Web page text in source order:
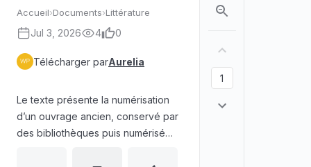
Accueil›Documents›Littérature
Jul 3, 2026 4 0
Télécharger parAurelia
Le texte présente la numérisation
d’un ouvrage ancien, conservé par
des bibliothèques puis numérisé